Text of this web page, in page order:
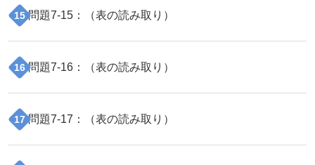
15 問題7-15 ：（表の読み取り ）
16 問題7-16 ：（表の読み取り ）
17 問題7-17 ：（表の読み取り ）